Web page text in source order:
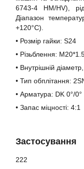
6743-4 HM/HV),
Діапазон
+120°C).
• Розмір гайки: S24
• Різьблення:
• Внутрішній
• Тип обплітання:
• Арматура: DK 0°/0°
• Запас міцності: 4:1
Застосування
222